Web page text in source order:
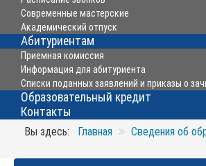
Современные мастерские
Академический отпуск
Абитуриентам
Приемная комиссия
Информация для абитуриента
Списки поданных заявлений и приказы о
Образовательный кредит
Контакты
Вы здесь: Главная Сведения об